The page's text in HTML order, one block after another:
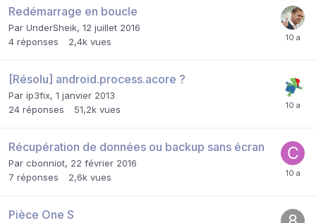
Redémarrage en boucle
Par UnderSheik, 12 juillet 2016
4 réponses 2,4k vues
[Résolu] android.process.acore ?
Par ip3fix, 1 janvier 2013
24 réponses 51,2k vues
Récupération de données ou backup sans écran
Par cbonniot, 22 février 2016
7 réponses 2,6k vues
Pièce One S